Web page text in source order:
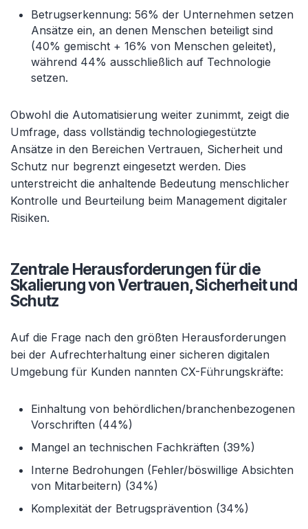
Betrugserkennung: 56% der Unternehmen setzen
Ansätze ein, an denen Menschen beteiligt sind
(40% gemischt + 16% von Menschen geleitet),
während 44% ausschließlich auf Technologie
setzen.
Obwohl die Automatisierung weiter zunimmt, zeigt die
Umfrage, dass vollständig technologiegestützte
Ansätze in den Bereichen Vertrauen, Sicherheit und
Schutz nur begrenzt eingesetzt werden. Dies
unterstreicht die anhaltende Bedeutung menschlicher
Kontrolle und Beurteilung beim Management digitaler
Risiken.
Zentrale Herausforderungen für die
Skalierung von Vertrauen, Sicherheit und
Schutz
Auf die Frage nach den größten Herausforderungen
bei der Aufrechterhaltung einer sicheren digitalen
Umgebung für Kunden nannten CX-Führungskräfte:
Einhaltung von behördlichen/branchenbezogenen
Vorschriften (44%)
Mangel an technischen Fachkräften (39%)
Interne Bedrohungen (Fehler/böswillige Absichten
von Mitarbeitern) (34%)
Komplexität der Betrugsprävention (34%)